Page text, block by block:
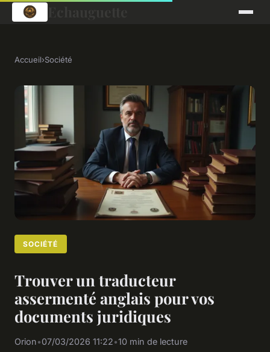
Accueil›Société
SOCIÉTÉ
Trouver un traducteur
assermenté anglais pour vos
documents juridiques
Orion•07/03/2026 11:22•10 min de lecture